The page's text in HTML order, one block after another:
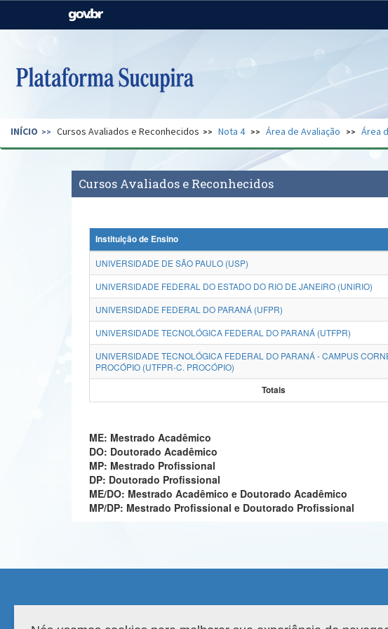
Casa Civil
Pecuária e Abastecimento
Ministério
Regional
Secretaria de Governo Gabinete de Segurança Advocacia-
INÍCIO Cursos Avaliados e Reconhecidos Nota 4 Área de Avaliação Área
Cursos Avaliados e Reconhecidos
Instituição de Ensino
UNIVERSIDADE DE SÃO PAULO (USP)
UNIVERSIDADE FEDERAL DO ESTADO DO RIO DE JANEIRO (UNIRIO)
UNIVERSIDADE FEDERAL DO PARANÁ (UFPR)
UNIVERSIDADE TECNOLÓGICA FEDERAL DO PARANÁ (UTFPR)
UNIVERSIDADE TECNOLÓGICA FEDERAL DO PARANÁ - CAMPUS
PROCÓPIO (UTFPR-C. PROCÓPIO)
Totais
ME: Mestrado Acadêmico
DO: Doutorado Acadêmico
MP: Mestrado Profissional
DP: Doutorado Profissional
ME/DO: Mestrado Acadêmico e Doutorado Acadêmico
MP/DP: Mestrado Profissional e Doutorado Profissional